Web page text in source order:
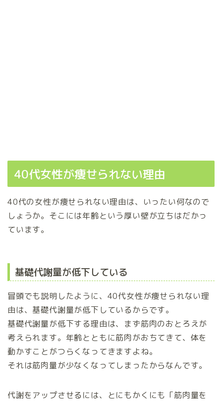
40代女性が痩せられない理由
40代の女性が痩せられない理由は、いったい何なので
しょうか。そこには年齢という厚い壁が立ちはだかっ
ています。
基礎代謝量が低下している
冒頭でも説明したように、40代女性が痩せられない理
由は、基礎代謝量が低下しているからです。
基礎代謝量が低下する理由は、まず筋肉のおとろえが
考えられます。年齢とともに筋肉がおちてきて、体を
動かすことがつらくなってきますよね。
それは筋肉量が少なくなってしまったからなんです。
代謝をアップさせるには、とにもかくにも「筋肉量を